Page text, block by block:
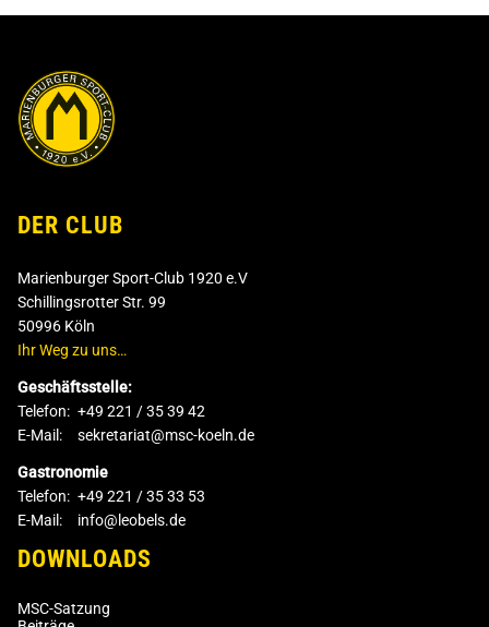
DER CLUB
Marienburger Sport-Club 1920 e.V
Schillingsrotter Str. 99
50996 Köln
Ihr Weg zu uns…
Geschäftsstelle:
Telefon: +49 221 / 35 39 42
E-Mail:
sekretariat@msc-koeln.de
Gastronomie
Telefon: +49 221 / 35 33 53
E-Mail:
info@leobels.de
DOWNLOADS
MSC-Satzung